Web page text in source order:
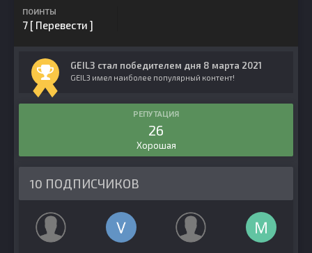
ПОИНТЫ
7 [ Перевести ]
GEIL3 стал победителем дня 8 марта 2021
GEIL3 имел наиболее популярный контент!
РЕПУТАЦИЯ
26
Хорошая
10 ПОДПИСЧИКОВ